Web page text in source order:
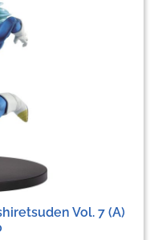
Vol. 7 (A)